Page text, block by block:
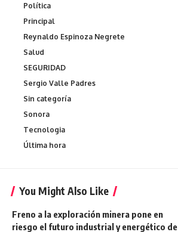
Política
Principal
Reynaldo Espinoza Negrete
Salud
SEGURIDAD
Sergio Valle Padres
Sin categoría
Sonora
Tecnologia
Última hora
You Might Also Like
Freno a la exploración minera pone en
riesgo el futuro industrial y energético de